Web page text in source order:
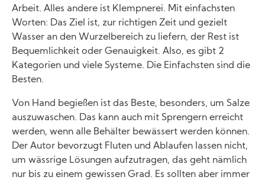
Arbeit. Alles andere ist Klempnerei. Mit einfachsten
Worten: Das Ziel ist, zur richtigen Zeit und gezielt
Wasser an den Wurzelbereich zu liefern, der Rest ist
Bequemlichkeit oder Genauigkeit. Also, es gibt 2
Kategorien und viele Systeme. Die Einfachsten sind die
Besten.
Von Hand begießen ist das Beste, besonders, um Salze
auszuwaschen. Das kann auch mit Sprengern erreicht
werden, wenn alle Behälter bewässert werden können.
Der Autor bevorzugt Fluten und Ablaufen lassen nicht,
um wässrige Lösungen aufzutragen, das geht nämlich
nur bis zu einem gewissen Grad. Es sollten aber immer